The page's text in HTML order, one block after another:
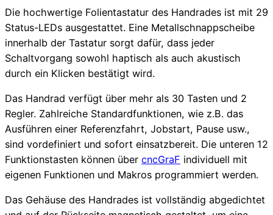
Die hochwertige Folientastatur des Handrades ist mit 29
Status-LEDs ausgestattet. Eine Metallschnappscheibe
innerhalb der Tastatur sorgt dafür, dass jeder
Schaltvorgang sowohl haptisch als auch akustisch
durch ein Klicken bestätigt wird.
Das Handrad verfügt über mehr als 30 Tasten und 2
Regler. Zahlreiche Standardfunktionen, wie z.B. das
Ausführen einer Referenzfahrt, Jobstart, Pause usw.,
sind vordefiniert und sofort einsatzbereit. Die unteren 12
Funktionstasten können über cncGraF individuell mit
eigenen Funktionen und Makros programmiert werden.
Das Gehäuse des Handrades ist vollständig abgedichtet